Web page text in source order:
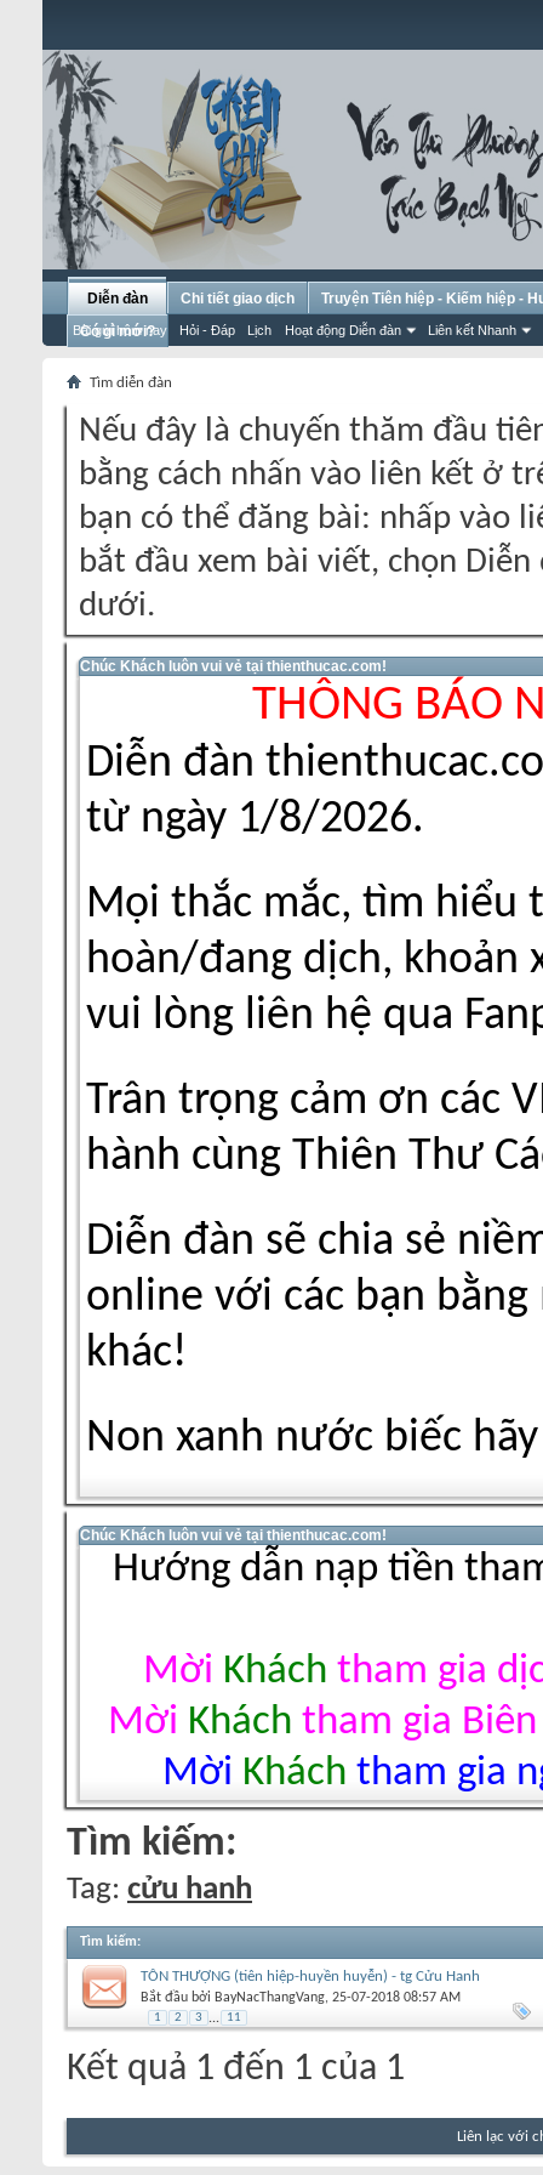
Diễn đàn
Bài gửi hôm nay Hỏi - Đáp Lịch Hoạt động Diễn đàn Liên kết Nhanh
Chi tiết giao dịch
Truyện Tiên hiệp - Kiếm hiệp -
Có gì mới?
Tìm diễn đàn
Nếu đây là chuyến thăm đầu
bằng cách nhấn vào liên kết ở
bạn có thể đăng bài: nhấp vào
bắt đầu xem bài viết, chọn
dưới.
Chúc Khách luôn vui vẻ tại thienthucac.com!
THÔNG BÁO
Diễn đàn
từ ngày 1/8/2026.
Mọi thắc mắc, tìm hiểu
hoàn/đang dịch, khoản
vui lòng liên hệ qua
Trân trọng cảm ơn các
hành cùng Thiên Thư
Diễn đàn sẽ chia sẻ
online với các bạn
khác!
Non xanh nước biếc
Chúc Khách luôn vui vẻ tại thienthucac.com!
Hướng dẫn nạp tiền
Mời Khách tham gia
Mời Khách tham gia
Mời Khách tham gia
Tìm kiếm:
Tag: cửu hanh
Tìm kiếm:
TÔN THƯỢNG (tiên hiệp-huyền huyễn) - tg Cửu Hanh
Bắt đầu bởi BayNacThangVang‎, 25-07-2018 08:57 AM
1 2 3 ... 11
Kết quả 1 đến 1 của 1
Liên lạc với